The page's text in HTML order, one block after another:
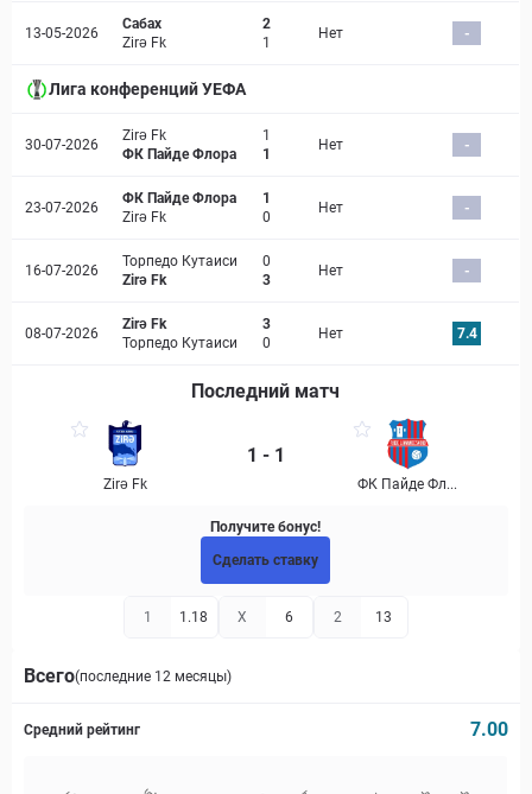
13-05-2026
Сабах
Zirə Fk
2
1
Нет -
Лига конференций УЕФА
30-07-2026
Zirə Fk
ФК Пайде Флора
1
1
Нет -
23-07-2026
ФК Пайде Флора
Zirə Fk
1
0
Нет -
16-07-2026
Торпедо Кутаиси
Zirə Fk
0
3
Нет -
08-07-2026
Zirə Fk
Торпедо Кутаиси
3
0
Нет 7.4
Последний матч
Zirə Fk
1 - 1
ФК Пайде Фл...
Получите бонус!
Сделать ставку
1 1.18 X 6 2 13
Всего(последние 12 месяцы)
Средний рейтинг 7.00